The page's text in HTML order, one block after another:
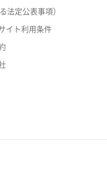
法定公表事項）
イト利用条件